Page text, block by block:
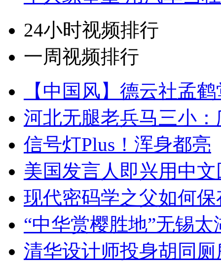
24小时视频排行
一周视频排行
【中国风】德云社孟
河北无腿老兵马三小
信号灯Plus！浑身都亮
美国发言人即兴用中
现代密码学之父如何
“中华赏樱胜地”无锡
清华设计师投身胡同